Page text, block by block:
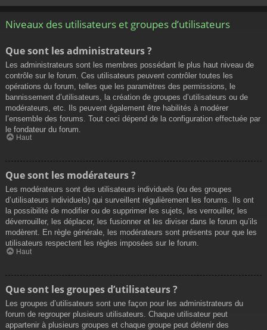
Niveaux des utilisateurs et groupes d’utilisateurs
Que sont les administrateurs ?
Les administrateurs sont les membres possédant le plus haut niveau de
contrôle sur le forum. Ces utilisateurs peuvent contrôler toutes les
opérations du forum, telles que les paramètres des permissions, le
bannissement d’utilisateurs, la création de groupes d’utilisateurs ou de
modérateurs, etc. Ils peuvent également être habilités à modérer
l’ensemble des forums. Tout ceci dépend de la configuration effectuée par
le fondateur du forum.
Haut
Que sont les modérateurs ?
Les modérateurs sont des utilisateurs individuels (ou des groupes
d’utilisateurs individuels) qui surveillent régulièrement les forums. Ils ont
la possibilité de modifier ou de supprimer les sujets, les verrouiller, les
déverrouiller, les déplacer, les fusionner et les diviser dans le forum qu’ils
modèrent. En règle générale, les modérateurs sont présents pour que les
utilisateurs respectent les règles imposées sur le forum.
Haut
Que sont les groupes d’utilisateurs ?
Les groupes d’utilisateurs sont une façon pour les administrateurs du
forum de regrouper plusieurs utilisateurs. Chaque utilisateur peut
appartenir à plusieurs groupes et chaque groupe peut détenir des